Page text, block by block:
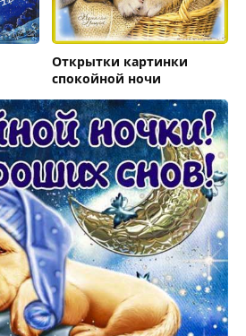
Открытки картинки
спокойной ночи